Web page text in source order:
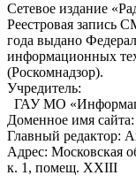
Сетевое издание
Реестровая запись
года выдано
информационных
(Роскомнадзор).
Учредитель:
ГАУ МО
Доменное имя
Главный редактор:
Адрес: Московская
к. 1, помещ. XXIII